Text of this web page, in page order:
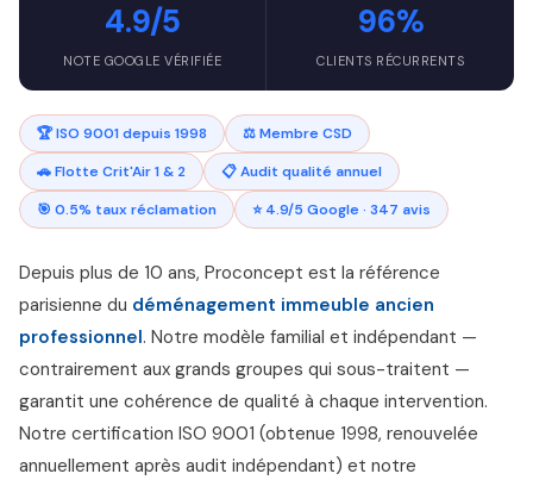
4.9/5
NOTE GOOGLE VÉRIFIÉE
96%
CLIENTS RÉCURRENTS
🏆 ISO 9001 depuis 1998
⚖️ Membre CSD
🚗 Flotte Crit'Air 1 & 2
📋 Audit qualité annuel
🎯 0.5% taux réclamation
⭐ 4.9/5 Google · 347 avis
Depuis plus de 10 ans, Proconcept est la référence
parisienne du déménagement immeuble ancien
professionnel. Notre modèle familial et indépendant —
contrairement aux grands groupes qui sous-traitent —
garantit une cohérence de qualité à chaque intervention.
Notre certification ISO 9001 (obtenue 1998, renouvelée
annuellement après audit indépendant) et notre